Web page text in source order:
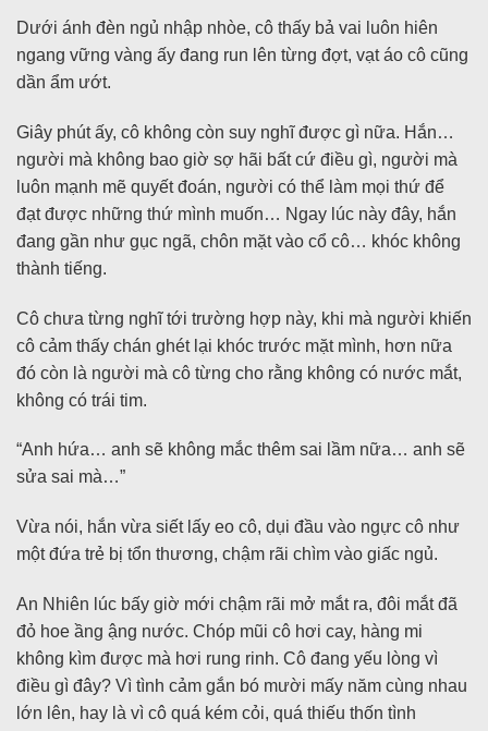
Dưới ánh đèn ngủ nhập nhòe, cô thấy bả vai luôn hiên
ngang vững vàng ấy đang run lên từng đợt, vạt áo cô cũng
dần ẩm ướt.
Giây phút ấy, cô không còn suy nghĩ được gì nữa. Hắn…
người mà không bao giờ sợ hãi bất cứ điều gì, người mà
luôn mạnh mẽ quyết đoán, người có thể làm mọi thứ để
đạt được những thứ mình muốn… Ngay lúc này đây, hắn
đang gần như gục ngã, chôn mặt vào cổ cô… khóc không
thành tiếng.
Cô chưa từng nghĩ tới trường hợp này, khi mà người khiến
cô cảm thấy chán ghét lại khóc trước mặt mình, hơn nữa
đó còn là người mà cô từng cho rằng không có nước mắt,
không có trái tim.
“Anh hứa… anh sẽ không mắc thêm sai lầm nữa… anh sẽ
sửa sai mà…”
Vừa nói, hắn vừa siết lấy eo cô, dụi đầu vào ngực cô như
một đứa trẻ bị tổn thương, chậm rãi chìm vào giấc ngủ.
An Nhiên lúc bấy giờ mới chậm rãi mở mắt ra, đôi mắt đã
đỏ hoe ầng ậng nước. Chóp mũi cô hơi cay, hàng mi
không kìm được mà hơi rung rinh. Cô đang yếu lòng vì
điều gì đây? Vì tình cảm gắn bó mười mấy năm cùng nhau
lớn lên, hay là vì cô quá kém cỏi, quá thiếu thốn tình